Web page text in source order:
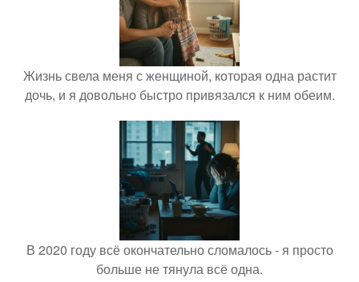
Жизнь свела меня с женщиной, которая одна растит
дочь, и я довольно быстро привязался к ним обеим.
В 2020 году всё окончательно сломалось - я просто
больше не тянула всё одна.